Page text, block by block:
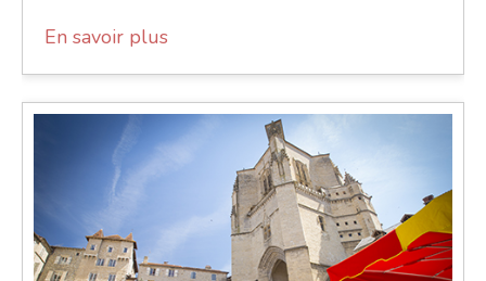
En savoir plus